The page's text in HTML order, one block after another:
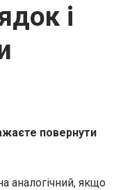
і
повернути
аналогічний, якщо